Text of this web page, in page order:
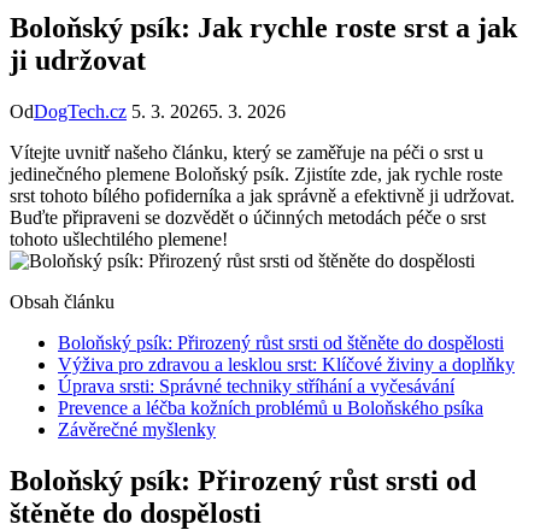
Boloňský psík: Jak rychle roste srst a jak
ji udržovat
OdDogTech.cz 5. 3. 20265. 3. 2026
Vítejte uvnitř našeho článku, který se zaměřuje na péči o srst u
jedinečného plemene Boloňský psík. Zjistíte zde, jak rychle roste
srst tohoto bílého pofiderníka a jak správně a efektivně ji udržovat.
Buďte připraveni se dozvědět o účinných metodách péče o srst
tohoto ušlechtilého plemene!
Obsah článku
Boloňský psík: Přirozený růst srsti od štěněte do dospělosti
Výživa pro zdravou a lesklou srst: Klíčové živiny a doplňky
Úprava srsti: Správné techniky stříhání a vyčesávání
Prevence a léčba kožních problémů u Boloňského psíka
Závěrečné myšlenky
Boloňský psík: Přirozený růst srsti od
štěněte do dospělosti